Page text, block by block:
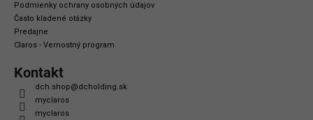
Podmienky ochrany osobných údajov
Často kladené otázky
Predajne
Claros - Vernostný program
Kontakt
dch.shop@dcholding.sk
myclaros
myclaros